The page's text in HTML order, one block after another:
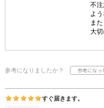
不
よ
ま
大
参考になりましたか？
すぐ届きます。